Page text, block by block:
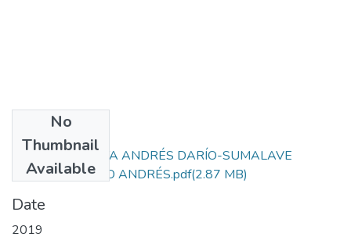
No
Thumbnail
Available
BELLO ANGARITA ANDRÉS DARÍO-SUMALAVE
SALAZAR MARIO ANDRÉS.pdf(2.87 MB)
Date
2019